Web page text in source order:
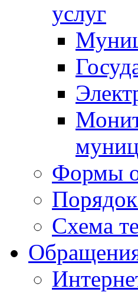
услуг
Формы
Схема